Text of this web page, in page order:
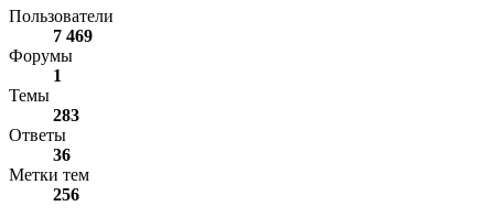
Пользователи
7 469
Форумы
1
Темы
283
Ответы
36
Метки тем
256